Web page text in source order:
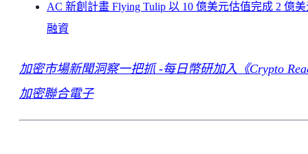
AC 新創計畫 Flying Tulip 以 10 億美元估值完成 2 億
融資
加密市場新聞洞察一把抓 -每日幣研加入《Crypto
加密聯合電子